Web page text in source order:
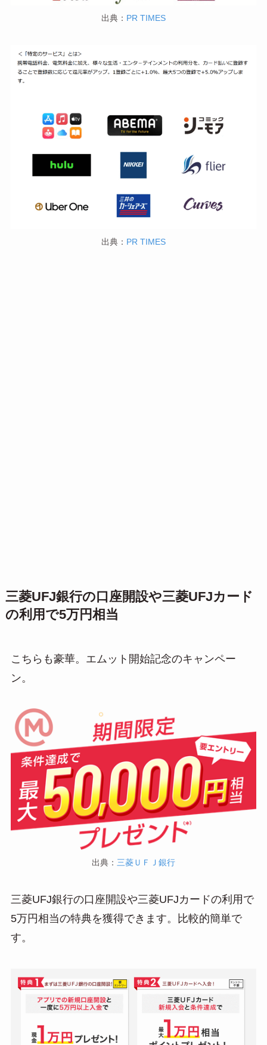
出典： PR TIMES
出典： PR TIMES
三菱UFJ銀行の口座開設や三菱UFJカード
の利用で5万円相当
こちらも豪華。エムット開始記念のキャンペー
ン。
出典： 三菱ＵＦＪ銀行
三菱UFJ銀行の口座開設や三菱UFJカードの利用で
5万円相当の特典を獲得できます。比較的簡単で
す。